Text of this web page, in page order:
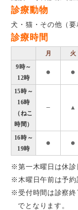
診療動物
犬・猫・その他（要
診療時間
月 火
9時～
12時
● ●
15時～
16時
（ねこ
時間）
― ▲
16時～
19時
● ●
※第一木曜日は休診
※木曜日午前は予約
※受付時間は診察終
でとなります。